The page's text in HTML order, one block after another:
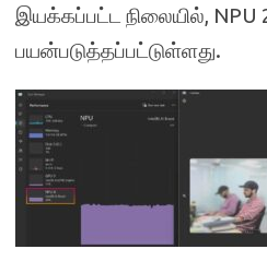
இயக்கப்பட்ட நிலையில், NPU
பயன்படுத்தப்பட்டுள்ளது.